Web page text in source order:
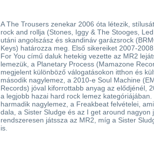
A The Trousers zenekar 2006 óta létezik,
rock and rollja (Stones, Iggy & The Stooges,
utáni angolszász és skandináv garázsrock
Keys) határozza meg. Első sikereiket 2007-
For You című daluk hetekig vezette az MR2
lemezük, a Planetary Process (Mamazone
megjelent különböző válogatásokon itthon és
második nagylemez, a 2010-e Soul Machine
Records) jóval kiforrottabb anyag az elődjénél,
a legjobb hazai hard rock lemez
harmadik nagylemez, a Freakbeat felvételei,
dala, a Sister Sludge és az I get around nagyon
rendszeresen játssza az MR2, míg a Sister
is.